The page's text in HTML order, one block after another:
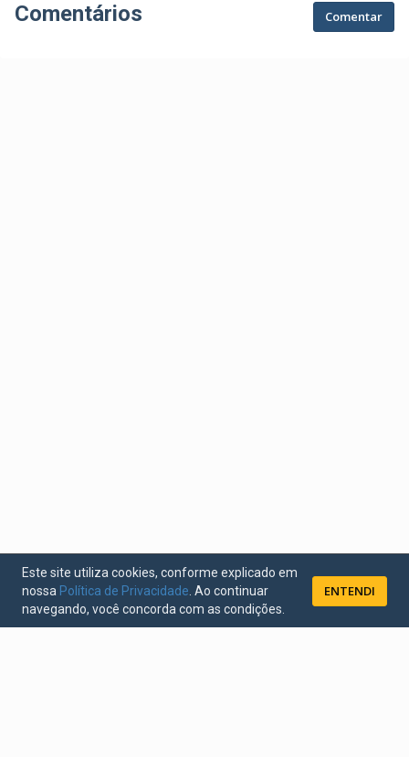
Comentários Comentar
Este site utiliza cookies, conforme explicado em
nossa Política de Privacidade . Ao continuar
navegando, você concorda com as condições.
ENTENDI